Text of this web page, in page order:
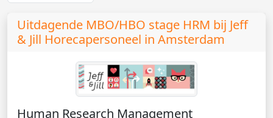
Uitdagende MBO/HBO stage HRM bij Jeff
& Jill Horecapersoneel in Amsterdam
Human Research Management